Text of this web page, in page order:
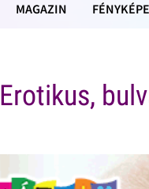
MAGAZIN
Erotikus,